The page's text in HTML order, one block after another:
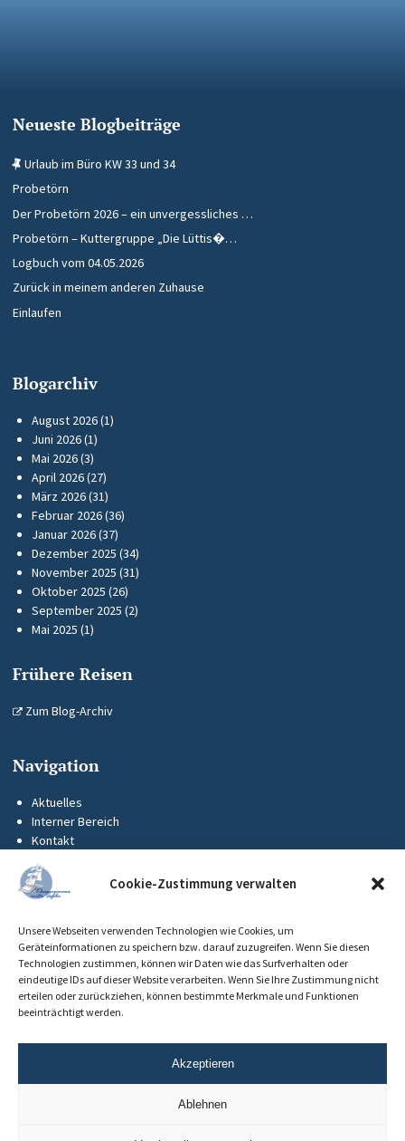
Cookie-Zustimmung verwalten
Unsere Webseiten verwenden Technologien wie Cookies, um
Geräteinformationen zu speichern bzw. darauf zuzugreifen. Wenn Sie diesen
Technologien zustimmen, können wir Daten wie das Surfverhalten oder
eindeutige IDs auf dieser Website verarbeiten. Wenn Sie Ihre Zustimmung nicht
erteilen oder zurückziehen, können bestimmte Merkmale und Funktionen
beeinträchtigt werden.
Akzeptieren
Ablehnen
Neueste Blogbeiträge
Urlaub im Büro KW 33 und 34
Probetörn
Der Probetörn 2026 – ein unvergessliches …
Probetörn – Kuttergruppe „Die Lüttis�…
Logbuch vom 04.05.2026
Zurück in meinem anderen Zuhause
Einlaufen
Blogarchiv
August 2026(1)
Juni 2026(1)
Mai 2026(3)
April 2026(27)
März 2026(31)
Februar 2026(36)
Januar 2026(37)
Dezember 2025 (34)
November 2025 (31)
Oktober 2025 (26)
September 2025 (2)
Mai 2025 (1)
Frühere Reisen
Zum Blog-Archiv
Navigation
Aktuelles
Interner Bereich
Kontakt
KUS-Flyer
Impressum
Datenschutz
Cookie-Richtlinie (EU)